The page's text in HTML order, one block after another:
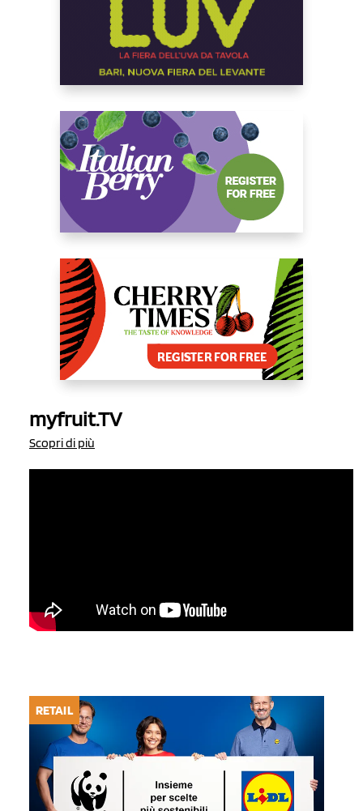
myfruit.TV
Scopri di più
RETAIL